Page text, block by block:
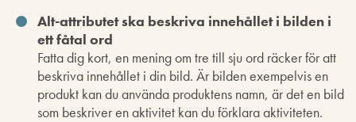
Alt-attributet ska beskriva innehållet i bilden i
ett fåtal ord
Fatta dig kort, en mening om tre till sju ord räcker för att
beskriva innehållet i din bild. Är bilden exempelvis en
produkt kan du använda produktens namn, är det en bild
som beskriver en aktivitet kan du förklara aktiviteten.